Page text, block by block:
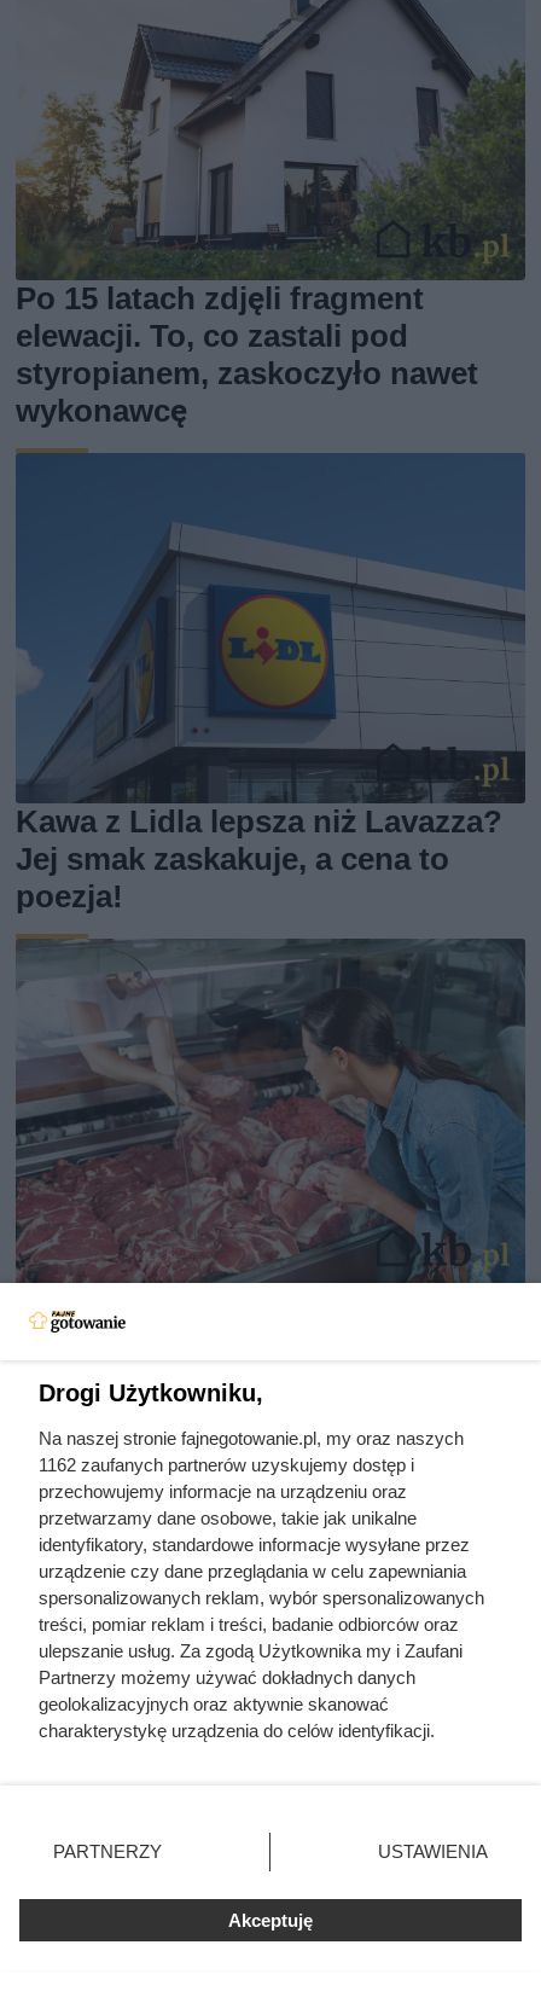
Po 15 latach zdjęli fragment
elewacji. To, co zastali pod
styropianem, zaskoczyło nawet
wykonawcę
Kawa z Lidla lepsza niż Lavazza?
Jej smak zaskakuje, a cena to
poezja!
Dziennikarze ujawnili
pochodzenie mięsa z Dino. Klienci
zaskoczeni
furorę – 500 g w promocji!
Drogi Użytkowniku,
Na naszej stronie fajnegotowanie.pl, my oraz naszych
1162 zaufanych partnerów uzyskujemy dostęp i
przechowujemy informacje na urządzeniu oraz
przetwarzamy dane osobowe, takie jak unikalne
identyfikatory, standardowe informacje wysyłane przez
urządzenie czy dane przeglądania w celu zapewniania
spersonalizowanych reklam, wybór spersonalizowanych
treści, pomiar reklam i treści, badanie odbiorców oraz
ulepszanie usług. Za zgodą Użytkownika my i Zaufani
Partnerzy możemy używać dokładnych danych
geolokalizacyjnych oraz aktywnie skanować
charakterystykę urządzenia do celów identyfikacji.
zmienić/wycofać klikając przycisk ustawień prywatności
znajdujący się w lewym dolnym rogu strony
rodzaje przetwarzania danych nie wymagają zgody
użytkownika, ale masz prawo sprzeciwić się takiemu
przetwarzaniu. Preferencje będą miały zastosowania tylko
PARTNERZY USTAWIENIA
Akceptuję